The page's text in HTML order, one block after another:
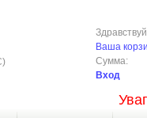
Ваша
Сумма:
Вход